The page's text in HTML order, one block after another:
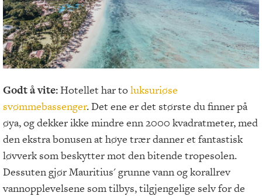
Godt å vite:Hotellet har toluksuriøse
svømmebassenger. Det ene er det største du finner på
øya, og dekker ikke mindre enn 2000 kvadratmeter, med
den ekstra bonusen at høye trær danner et fantastisk
løvverk som beskytter mot den bitende tropesolen.
Dessuten gjør Mauritius' grunne vann og korallrev
vannopplevelsene som tilbys, tilgjengelige selv for de